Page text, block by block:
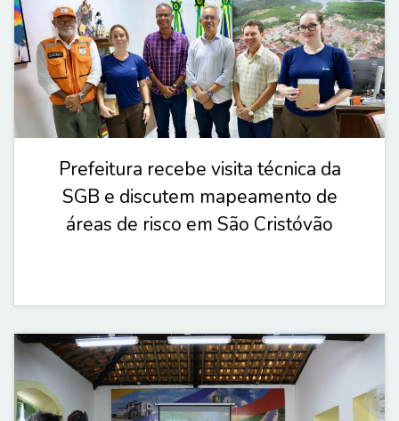
Prefeitura recebe visita técnica da
SGB e discutem mapeamento de
áreas de risco em São Cristóvão